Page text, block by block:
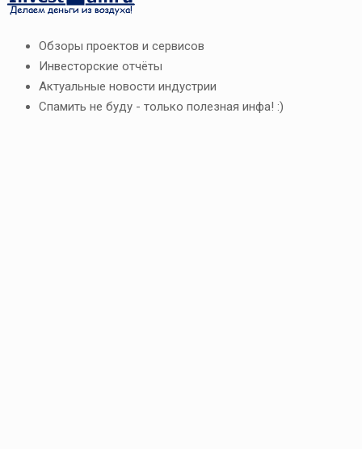
Обзоры проектов и сервисов
Инвесторские отчёты
Актуальные новости индустрии
Спамить не буду - только полезная инфа! :)